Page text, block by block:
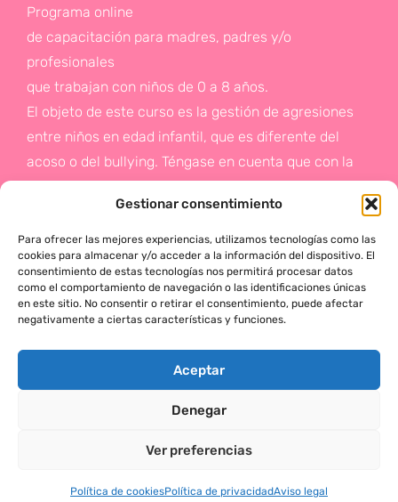
Gestionar consentimiento
Para ofrecer las mejores experiencias, utilizamos tecnologías como las
cookies para almacenar y/o acceder a la información del dispositivo. El
consentimiento de estas tecnologías nos permitirá procesar datos
como el comportamiento de navegación o las identificaciones únicas
en este sitio. No consentir o retirar el consentimiento, puede afectar
negativamente a ciertas características y funciones.
Aceptar
Denegar
Ver preferencias
Política de cookiesPolítica de privacidadAviso legal
Programa online
de capacitación para madres, padres y/o
profesionales
que trabajan con niños de 0 a 8 años.
El objeto de este curso es la gestión de agresiones
entre niños en edad infantil, que es diferente del
acoso o del bullying. Téngase en cuenta que con la
de la prevención a un problema que suele aparecer
en etapas posteriores como es el acoso.
Si deseas más información,
haz click en este enlace:
MÓNICA SERRANO © 2025 TODOS LOS DERECHOS RESERVADOS